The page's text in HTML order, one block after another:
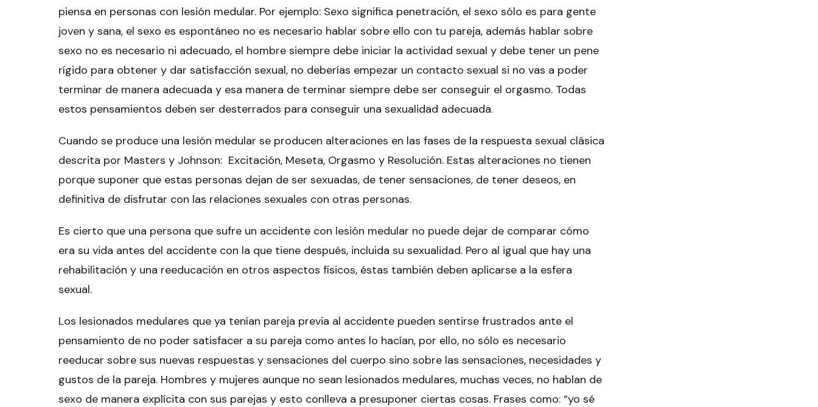
piensa en personas con lesión medular. Por ejemplo: Sexo significa penetración, el sexo sólo es para gente
joven y sana, el sexo es espontáneo no es necesario hablar sobre ello con tu pareja, además hablar sobre
sexo no es necesario ni adecuado, el hombre siempre debe iniciar la actividad sexual y debe tener un pene
rígido para obtener y dar satisfacción sexual, no deberías empezar un contacto sexual si no vas a poder
terminar de manera adecuada y esa manera de terminar siempre debe ser conseguir el orgasmo. Todas
estos pensamientos deben ser desterrados para conseguir una sexualidad adecuada.
Cuando se produce una lesión medular se producen alteraciones en las fases de la respuesta sexual clásica
descrita por Masters y Johnson: Excitación, Meseta, Orgasmo y Resolución. Estas alteraciones no tienen
porque suponer que estas personas dejan de ser sexuadas, de tener sensaciones, de tener deseos, en
definitiva de disfrutar con las relaciones sexuales con otras personas.
Es cierto que una persona que sufre un accidente con lesión medular no puede dejar de comparar cómo
era su vida antes del accidente con la que tiene después, incluida su sexualidad. Pero al igual que hay una
rehabilitación y una reeducación en otros aspectos físicos, éstas también deben aplicarse a la esfera
sexual.
Los lesionados medulares que ya tenían pareja previa al accidente pueden sentirse frustrados ante el
pensamiento de no poder satisfacer a su pareja como antes lo hacían, por ello, no sólo es necesario
reeducar sobre sus nuevas respuestas y sensaciones del cuerpo sino sobre las sensaciones, necesidades y
gustos de la pareja. Hombres y mujeres aunque no sean lesionados medulares, muchas veces, no hablan de
sexo de manera explícita con sus parejas y esto conlleva a presuponer ciertas cosas. Frases como: “yo sé